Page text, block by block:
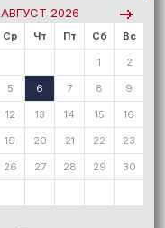
АВГУСТ 2026
Ср Чт Пт Сб Вс
1 2
5 6 7 8 9
12 13 14 15 16
19 20 21 22 23
26 27 28 29 30